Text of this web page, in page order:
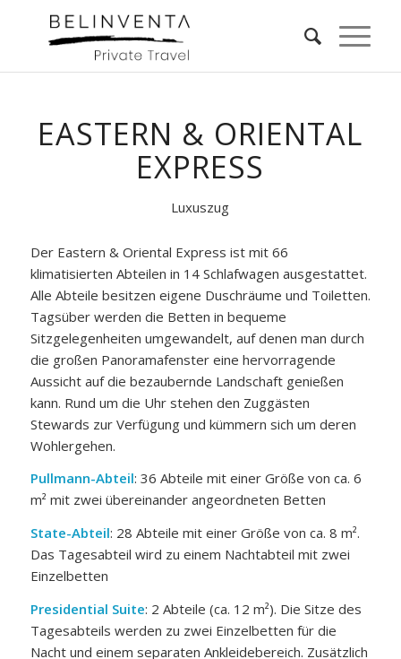
EASTERN & ORIENTAL
EXPRESS
Luxuszug
Der Eastern & Oriental Express ist mit 66
klimatisierten Abteilen in 14 Schlafwagen ausgestattet.
Alle Abteile besitzen eigene Duschräume und Toiletten.
Tagsüber werden die Betten in bequeme
Sitzgelegenheiten umgewandelt, auf denen man durch
die großen Panoramafenster eine hervorragende
Aussicht auf die bezaubernde Landschaft genießen
kann. Rund um die Uhr stehen den Zuggästen
Stewards zur Verfügung und kümmern sich um deren
Wohlergehen.
Pullmann-Abteil: 36 Abteile mit einer Größe von ca. 6
m² mit zwei übereinander angeordneten Betten
State-Abteil: 28 Abteile mit einer Größe von ca. 8 m².
Das Tagesabteil wird zu einem Nachtabteil mit zwei
Einzelbetten
Presidential Suite: 2 Abteile (ca. 12 m²). Die Sitze des
Tagesabteils werden zu zwei Einzelbetten für die
Nacht und einem separaten Ankleidebereich. Zusätzlich